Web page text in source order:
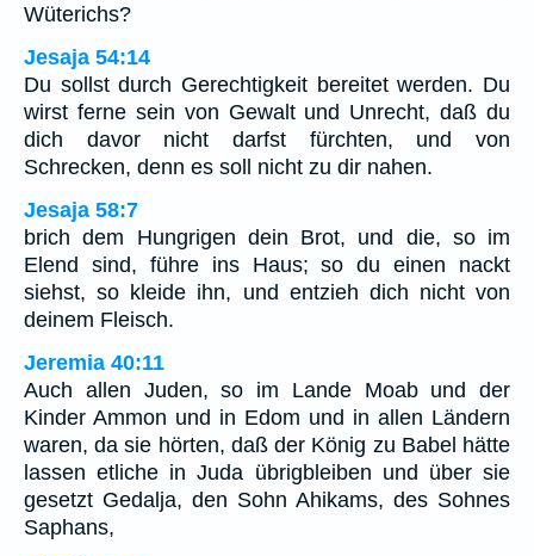
Wüterichs?
Jesaja 54:14
Du sollst durch Gerechtigkeit bereitet werden. Du
wirst ferne sein von Gewalt und Unrecht, daß du
dich davor nicht darfst fürchten, und von
Schrecken, denn es soll nicht zu dir nahen.
Jesaja 58:7
brich dem Hungrigen dein Brot, und die, so im
Elend sind, führe ins Haus; so du einen nackt
siehst, so kleide ihn, und entzieh dich nicht von
deinem Fleisch.
Jeremia 40:11
Auch allen Juden, so im Lande Moab und der
Kinder Ammon und in Edom und in allen Ländern
waren, da sie hörten, daß der König zu Babel hätte
lassen etliche in Juda übrigbleiben und über sie
gesetzt Gedalja, den Sohn Ahikams, des Sohnes
Saphans,